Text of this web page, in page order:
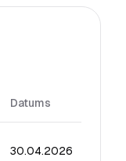
Datums
30.04.2026